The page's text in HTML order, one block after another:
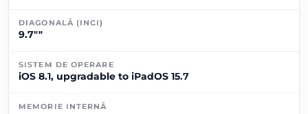
DIAGONALĂ (INCI)
9.7""
SISTEM DE OPERARE
iOS 8.1, upgradable to iPadOS 15.7
MEMORIE INTERNĂ